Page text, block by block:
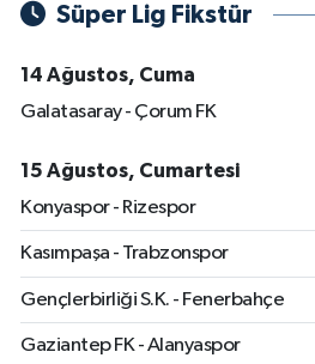
Süper Lig Fikstür
14 Ağustos, Cuma
Galatasaray - Çorum FK
15 Ağustos, Cumartesi
Konyaspor - Rizespor
Kasımpaşa - Trabzonspor
Gençlerbirliği S.K. - Fenerbahçe
Gaziantep FK - Alanyaspor